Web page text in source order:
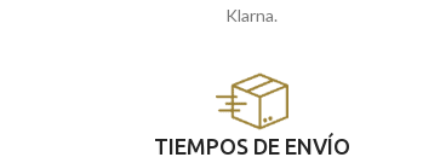
Klarna.
TIEMPOS DE ENVÍO